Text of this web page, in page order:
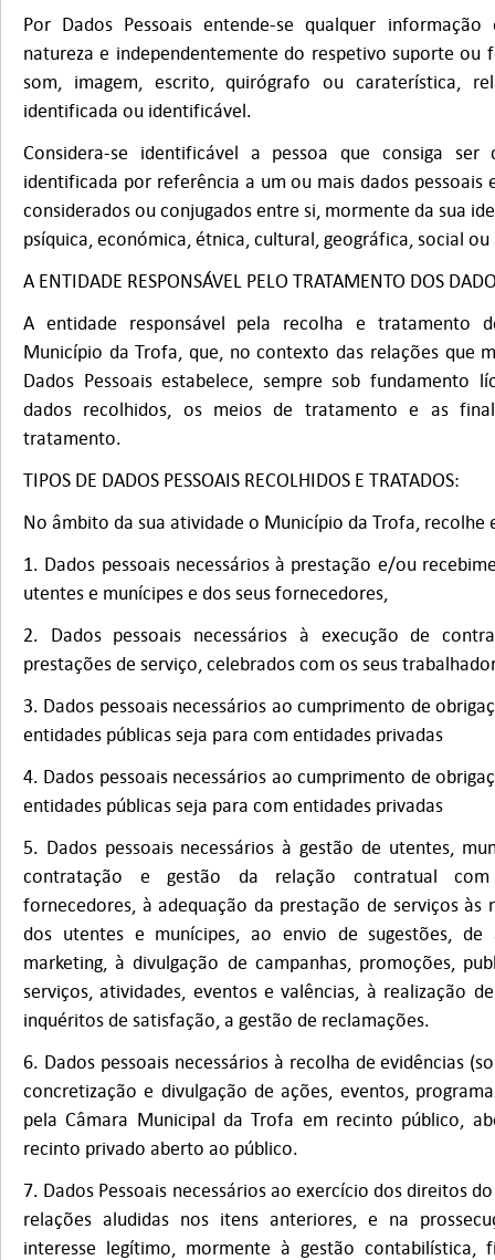
Por Dados Pessoais entende-se qualquer
natureza e independentemente do respetivo suporte ou
som, imagem, escrito, quirógrafo ou caraterística,
identificada ou identificável.
Considera-se identificável a pessoa que consiga ser
identificada por referência a um ou mais dados pessoais
considerados ou conjugados entre si, mormente da sua
psíquica, económica, étnica, cultural, geográfica, social
A ENTIDADE RESPONSÁVEL PELO TRATAMENTO DOS
A entidade responsável pela recolha e tratamento
Município da Trofa, que, no contexto das relações que
Dados Pessoais estabelece, sempre sob fundamento
dados recolhidos, os meios de tratamento e as
tratamento.
TIPOS DE DADOS PESSOAIS RECOLHIDOS E TRATADOS:
No âmbito da sua atividade o Município da Trofa, recolhe
1. Dados pessoais necessários à prestação e/ou
utentes e munícipes e dos seus fornecedores,
2. Dados pessoais necessários à execução de
prestações de serviço, celebrados com os seus
3. Dados pessoais necessários ao cumprimento de
entidades públicas seja para com entidades privadas
4. Dados pessoais necessários ao cumprimento de
entidades públicas seja para com entidades privadas
5. Dados pessoais necessários à gestão de utentes,
contratação e gestão da relação contratual
fornecedores, à adequação da prestação de serviços às
dos utentes e munícipes, ao envio de sugestões,
marketing, à divulgação de campanhas, promoções,
serviços, atividades, eventos e valências, à realização
inquéritos de satisfação, a gestão de reclamações.
6. Dados pessoais necessários à recolha de evidências
concretização e divulgação de ações, eventos,
pela Câmara Municipal da Trofa em recinto público,
recinto privado aberto ao público.
7. Dados Pessoais necessários ao exercício dos direitos
relações aludidas nos itens anteriores, e na
interesse legítimo, mormente à gestão contabilística,